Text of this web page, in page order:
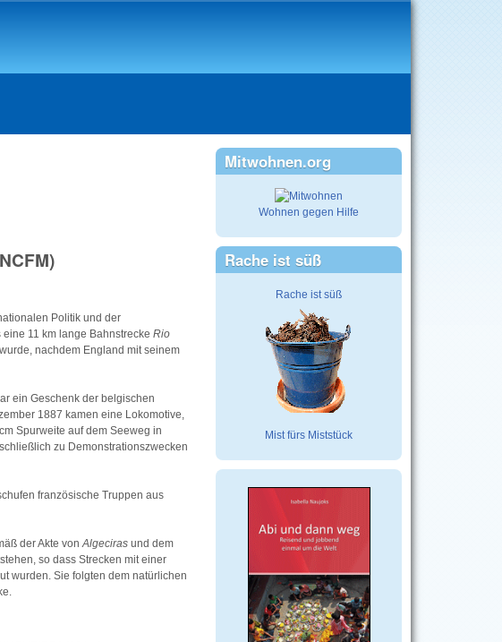
Politik und der
11 km lange Bahnstrecke Rio
nachdem England mit seinem
ein Geschenk der belgischen
1887 kamen eine Lokomotive,
Spurweite auf dem Seeweg in
zu Demonstrationszwecken
französische Truppen aus
der Akte vonAlgeciras und dem
so dass Strecken mit einer
wurden. Sie folgten dem natürlichen
Mitwohnen.org
Wohnen gegen Hilfe
Rache ist süß
Rache ist süß
Mist fürs Miststück